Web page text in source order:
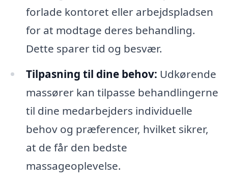
forlade kontoret eller arbejdspladsen
for at modtage deres behandling.
Dette sparer tid og besvær.
Tilpasning til dine behov: Udkørende
massører kan tilpasse behandlingerne
til dine medarbejders individuelle
behov og præferencer, hvilket sikrer,
at de får den bedste
massageoplevelse.